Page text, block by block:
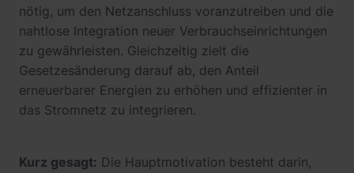
nötig, um den Netzanschluss voranzutreiben und die
nahtlose Integration neuer Verbrauchseinrichtungen
zu gewährleisten. Gleichzeitig zielt die
Gesetzesänderung darauf ab, den Anteil
erneuerbarer Energien zu erhöhen und effizienter in
das Stromnetz zu integrieren.
Kurz gesagt: Die Hauptmotivation besteht darin,